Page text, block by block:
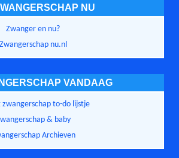
NU
Zwanger en nu?
Zwangerschap nu.nl
VANDAAG
zwangerschap to-do lijstje
& baby
Archieven